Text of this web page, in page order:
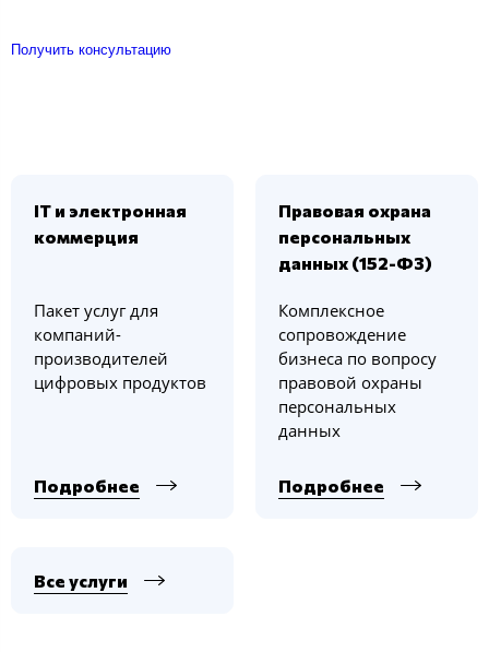
Получить консультацию
IT и электронная
коммерция
Пакет услуг для
компаний-
производителей
цифровых продуктов
Подробнее
Правовая охрана
персональных
данных (152-ФЗ)
Комплексное
сопровождение
бизнеса по вопросу
правовой охраны
персональных
данных
Подробнее
Все услуги